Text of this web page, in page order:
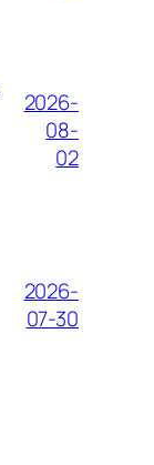
2026-
08-
02
2026-
07-30